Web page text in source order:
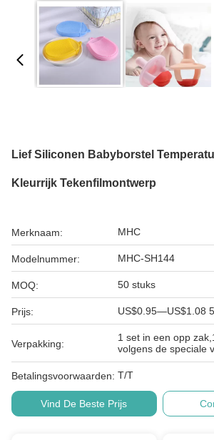
Lief Siliconen Babyborstel
Kleurrijk Tekenfilmontwerp
Merknaam: MHC
Modelnummer: MHC-SH144
MOQ: 50 stuks
Prijs:
Verpakking:
1 set in een opp
volgens de speciale
Betalingsvoorwaarden: T/T
Vind De Beste Prijs